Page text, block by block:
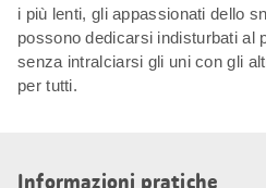
i più lenti, gli appassionati dello
possono dedicarsi indisturbati al
senza intralciarsi gli uni con gli
per tutti.
Informazioni pratiche